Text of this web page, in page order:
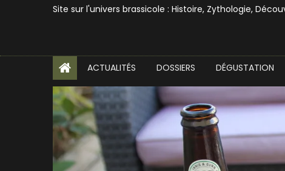
Site sur l'univers brassicole : Histoire, Zythologie,
ACTUALITÉS DOSSIERS DÉGUSTATION